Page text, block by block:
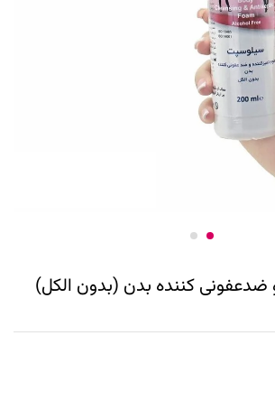
ضدعفونی کننده بدن (بدون الکل)